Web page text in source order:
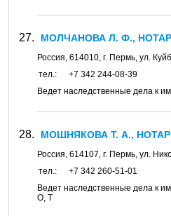
МОЛЧАНОВА Л. Ф.,
Россия, 614010, г. Пермь, ул.
тел.:
+7 342 244-08-39
Ведет наследственные дела к
МОШНЯКОВА Т. А.,
Россия, 614107, г. Пермь, ул.
тел.:
+7 342 260-51-01
Ведет наследственные дела к
О, Т